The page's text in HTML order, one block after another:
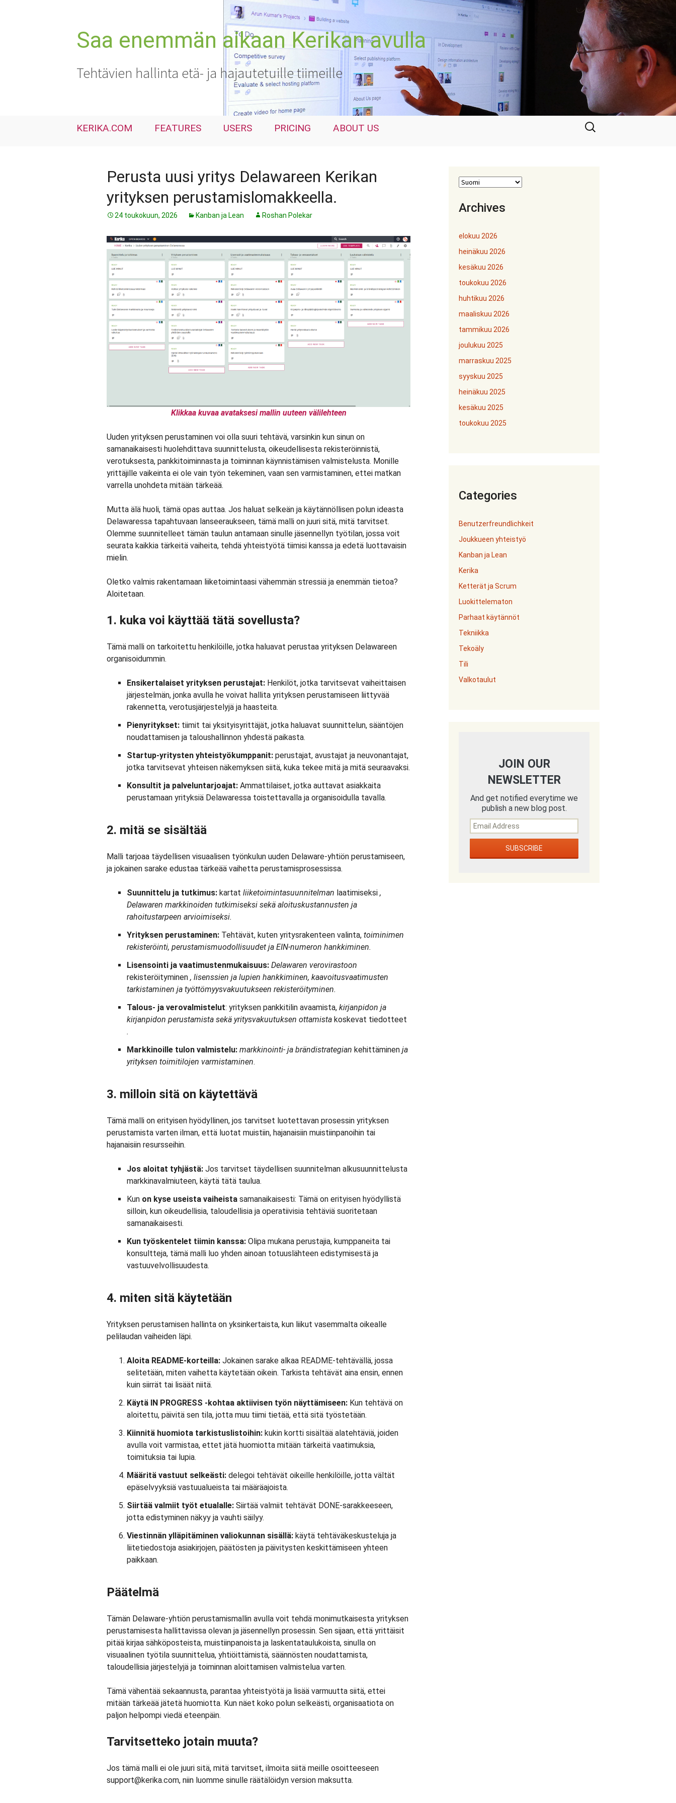
Saa enemmän aikaan Kerikan avulla
Tehtävien hallinta etä- ja hajautetuille tiimeille
KERIKA.COM FEATURES USERS PRICING ABOUT US
Haku:
Perusta uusi yritys Delawareen Kerikan
yrityksen perustamislomakkeella.
24 toukokuun, 2026 Kanban ja Lean Roshan Polekar
Klikkaa kuvaa avataksesi mallin uuteen välilehteen
Uuden yrityksen perustaminen voi olla suuri tehtävä, varsinkin kun sinun on
samanaikaisesti huolehdittava suunnittelusta, oikeudellisesta rekisteröinnistä,
verotuksesta, pankkitoiminnasta ja toiminnan käynnistämisen valmistelusta. Monille
yrittäjille vaikeinta ei ole vain työn tekeminen, vaan sen varmistaminen, ettei matkan
varrella unohdeta mitään tärkeää.
Mutta älä huoli, tämä opas auttaa. Jos haluat selkeän ja käytännöllisen polun ideasta
Delawaressa tapahtuvaan lanseeraukseen, tämä malli on juuri sitä, mitä tarvitset.
Olemme suunnitelleet tämän taulun antamaan sinulle jäsennellyn työtilan, jossa voit
seurata kaikkia tärkeitä vaiheita, tehdä yhteistyötä tiimisi kanssa ja edetä luottavaisin
mielin.
Oletko valmis rakentamaan liiketoimintaasi vähemmän stressiä ja enemmän tietoa?
Aloitetaan.
1. kuka voi käyttää tätä sovellusta?
Tämä malli on tarkoitettu henkilöille, jotka haluavat perustaa yrityksen Delawareen
organisoidummin.
Ensikertalaiset yrityksen perustajat: Henkilöt, jotka tarvitsevat vaiheittaisen
järjestelmän, jonka avulla he voivat hallita yrityksen perustamiseen liittyvää
rakennetta, verotusjärjestelyjä ja haasteita.
Pienyritykset: tiimit tai yksityisyrittäjät, jotka haluavat suunnittelun, sääntöjen
noudattamisen ja taloushallinnon yhdestä paikasta.
Startup-yritysten yhteistyökumppanit: perustajat, avustajat ja neuvonantajat,
jotka tarvitsevat yhteisen näkemyksen siitä, kuka tekee mitä ja mitä seuraavaksi.
Konsultit ja palveluntarjoajat: Ammattilaiset, jotka auttavat asiakkaita
perustamaan yrityksiä Delawaressa toistettavalla ja organisoidulla tavalla.
2. mitä se sisältää
Malli tarjoaa täydellisen visuaalisen työnkulun uuden Delaware-yhtiön perustamiseen,
ja jokainen sarake edustaa tärkeää vaihetta perustamisprosessissa.
Suunnittelu ja tutkimus: kartat liiketoimintasuunnitelman laatimiseksi ,
Delawaren markkinoiden tutkimiseksi sekä aloituskustannusten ja
rahoitustarpeen arvioimiseksi.
Yrityksen perustaminen: Tehtävät, kuten yritysrakenteen valinta, toiminimen
rekisteröinti, perustamismuodollisuudet ja EIN-numeron hankkiminen.
Lisensointi ja vaatimustenmukaisuus: Delawaren verovirastoon
rekisteröityminen , lisenssien ja lupien hankkiminen, kaavoitusvaatimusten
tarkistaminen ja työttömyysvakuutukseen rekisteröityminen.
Talous- ja verovalmistelut: yrityksen pankkitilin avaamista, kirjanpidon ja
kirjanpidon perustamista sekä yritysvakuutuksen ottamista koskevat tiedotteet
.
Markkinoille tulon valmistelu: markkinointi- ja brändistrategian kehittäminen ja
yrityksen toimitilojen varmistaminen.
3. milloin sitä on käytettävä
Tämä malli on erityisen hyödyllinen, jos tarvitset luotettavan prosessin yrityksen
perustamista varten ilman, että luotat muistiin, hajanaisiin muistiinpanoihin tai
hajanaisiin resursseihin.
Jos aloitat tyhjästä: Jos tarvitset täydellisen suunnitelman alkusuunnittelusta
markkinavalmiuteen, käytä tätä taulua.
Kun on kyse useista vaiheista samanaikaisesti: Tämä on erityisen hyödyllistä
silloin, kun oikeudellisia, taloudellisia ja operatiivisia tehtäviä suoritetaan
samanaikaisesti.
Kun työskentelet tiimin kanssa: Olipa mukana perustajia, kumppaneita tai
konsultteja, tämä malli luo yhden ainoan totuuslähteen edistymisestä ja
vastuuvelvollisuudesta.
4. miten sitä käytetään
Yrityksen perustamisen hallinta on yksinkertaista, kun liikut vasemmalta oikealle
pelilaudan vaiheiden läpi.
Aloita README-korteilla: Jokainen sarake alkaa README-tehtävällä, jossa
selitetään, miten vaihetta käytetään oikein. Tarkista tehtävät aina ensin, ennen
kuin siirrät tai lisäät niitä.
Käytä IN PROGRESS -kohtaa aktiivisen työn näyttämiseen: Kun tehtävä on
aloitettu, päivitä sen tila, jotta muu tiimi tietää, että sitä työstetään.
Kiinnitä huomiota tarkistuslistoihin: kukin kortti sisältää alatehtäviä, joiden
avulla voit varmistaa, ettet jätä huomiotta mitään tärkeitä vaatimuksia,
toimituksia tai lupia.
Määritä vastuut selkeästi: delegoi tehtävät oikeille henkilöille, jotta vältät
epäselvyyksiä vastuualueista tai määräajoista.
Siirtää valmiit työt etualalle: Siirtää valmiit tehtävät DONE-sarakkeeseen,
jotta edistyminen näkyy ja vauhti säilyy.
Viestinnän ylläpitäminen valiokunnan sisällä: käytä tehtäväkeskusteluja ja
liitetiedostoja asiakirjojen, päätösten ja päivitysten keskittämiseen yhteen
paikkaan.
Päätelmä
Tämän Delaware-yhtiön perustamismallin avulla voit tehdä monimutkaisesta yrityksen
perustamisesta hallittavissa olevan ja jäsennellyn prosessin. Sen sijaan, että yrittäisit
pitää kirjaa sähköposteista, muistiinpanoista ja laskentataulukoista, sinulla on
visuaalinen työtila suunnittelua, yhtiöittämistä, säännösten noudattamista,
taloudellisia järjestelyjä ja toiminnan aloittamisen valmistelua varten.
Tämä vähentää sekaannusta, parantaa yhteistyötä ja lisää varmuutta siitä, ettei
mitään tärkeää jätetä huomiotta. Kun näet koko polun selkeästi, organisaatiota on
paljon helpompi viedä eteenpäin.
Tarvitsetteko jotain muuta?
Jos tämä malli ei ole juuri sitä, mitä tarvitset, ilmoita siitä meille osoitteeseen
support@kerika.com, niin luomme sinulle räätälöidyn version maksutta.
Archives
elokuu 2026
heinäkuu 2026
kesäkuu 2026
toukokuu 2026
huhtikuu 2026
maaliskuu 2026
tammikuu 2026
joulukuu 2025
marraskuu 2025
syyskuu 2025
heinäkuu 2025
kesäkuu 2025
toukokuu 2025
Categories
Benutzerfreundlichkeit
Joukkueen yhteistyö
Kanban ja Lean
Kerika
Ketterät ja Scrum
Luokittelematon
Parhaat käytännöt
Tekniikka
Tekoäly
Tili
Valkotaulut
JOIN OUR
NEWSLETTER
And get notified everytime we
publish a new blog post.